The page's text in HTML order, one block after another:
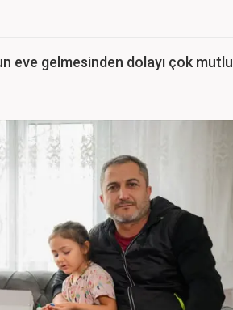
eve gelmesinden dolayı çok mutlu